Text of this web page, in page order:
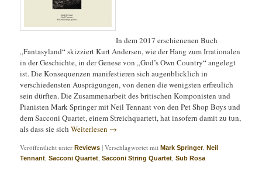
In dem 2017 erschienenen Buch
„Fantasyland“ skizziert Kurt Andersen, wie der Hang zum Irrationalen
in der Geschichte, in der Genese von „God’s Own Country“ angelegt
ist. Die Konsequenzen manifestieren sich augenblicklich in
verschiedensten Ausprägungen, von denen die wenigsten erfreulich
sein dürften. Die Zusammenarbeit des britischen Komponisten und
Pianisten Mark Springer mit Neil Tennant von den Pet Shop Boys und
dem Sacconi Quartet, einem Streichquartett, hat insofern damit zu tun,
als dass sie sichWeiterlesen →
Veröffentlicht unter Reviews |Verschlagwortet mit Mark Springer,Neil
Tennant,Sacconi Quartet,Sacconi String Quartet,Sub Rosa